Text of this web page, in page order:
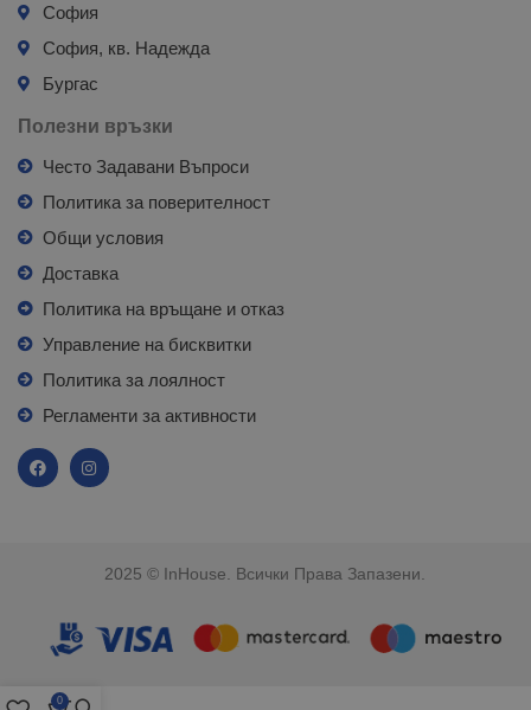
София
София, кв. Надежда
Бургас
Полезни връзки
Често Задавани Въпроси
Политика за поверителност
Общи условия
Доставка
Политика на връщане и отказ
Управление на бисквитки
Политика за лоялност
Регламенти за активности
2025 © InHouse. Всички Права Запазени.
0